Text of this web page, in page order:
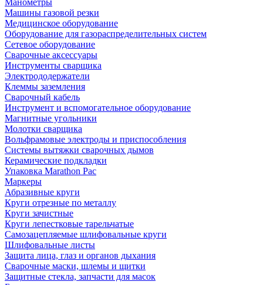
Манометры
Машины газовой резки
Медицинское оборудование
Оборудование для газораспределительных систем
Сетевое оборудование
Сварочные аксессуары
Инструменты сварщика
Электрододержатели
Клеммы заземления
Сварочный кабель
Инструмент и вспомогательное оборудование
Магнитные угольники
Молотки сварщика
Вольфрамовые электроды и приспособления
Системы вытяжки сварочных дымов
Керамические подкладки
Упаковка Marathon Pac
Маркеры
Абразивные круги
Круги отрезные по металлу
Круги зачистные
Круги лепестковые тарельчатые
Самозацепляемые шлифовальные круги
Шлифовальные листы
Защита лица, глаз и органов дыхания
Сварочные маски, шлемы и щитки
Защитные стекла, запчасти для масок